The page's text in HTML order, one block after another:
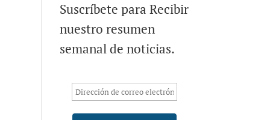
Suscríbete para Recibir
nuestro resumen
semanal de noticias.